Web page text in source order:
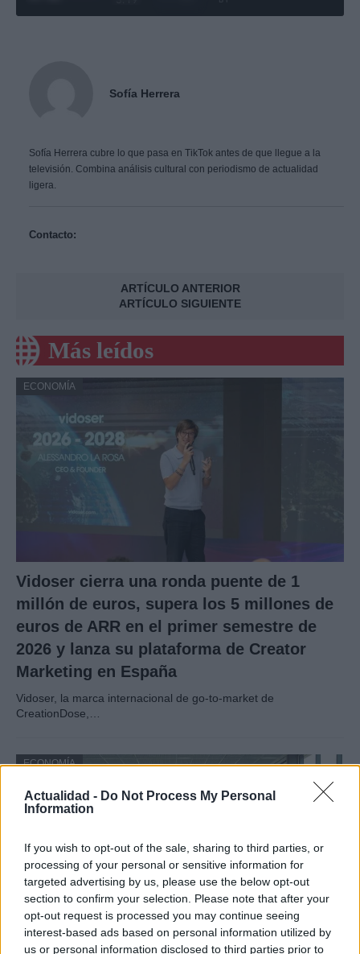
Actualidad - Do Not Process My Personal
Information
If you wish to opt-out of the sale, sharing to third parties, or
processing of your personal or sensitive information for
targeted advertising by us, please use the below opt-out
section to confirm your selection. Please note that after your
opt-out request is processed you may continue seeing
interest-based ads based on personal information utilized by
us or personal information disclosed to third parties prior to
Sofía Herrera
Sofía Herrera cubre lo que pasa en TikTok antes de que llegue a la
televisión. Combina análisis cultural con periodismo de actualidad
ligera.
Contacto:
ARTÍCULO ANTERIOR
ARTÍCULO SIGUIENTE
Más leídos
ECONOMÍA
Vidoser cierra una ronda puente de 1
millón de euros, supera los 5 millones de
euros de ARR en el primer semestre de
2026 y lanza su plataforma de Creator
Marketing en España
Vidoser, la marca internacional de go-to-market de
CreationDose,…
ECONOMÍA